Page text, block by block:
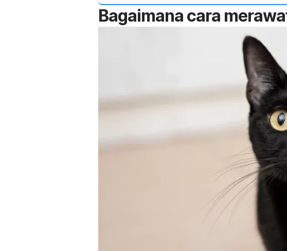
Bagaimana cara